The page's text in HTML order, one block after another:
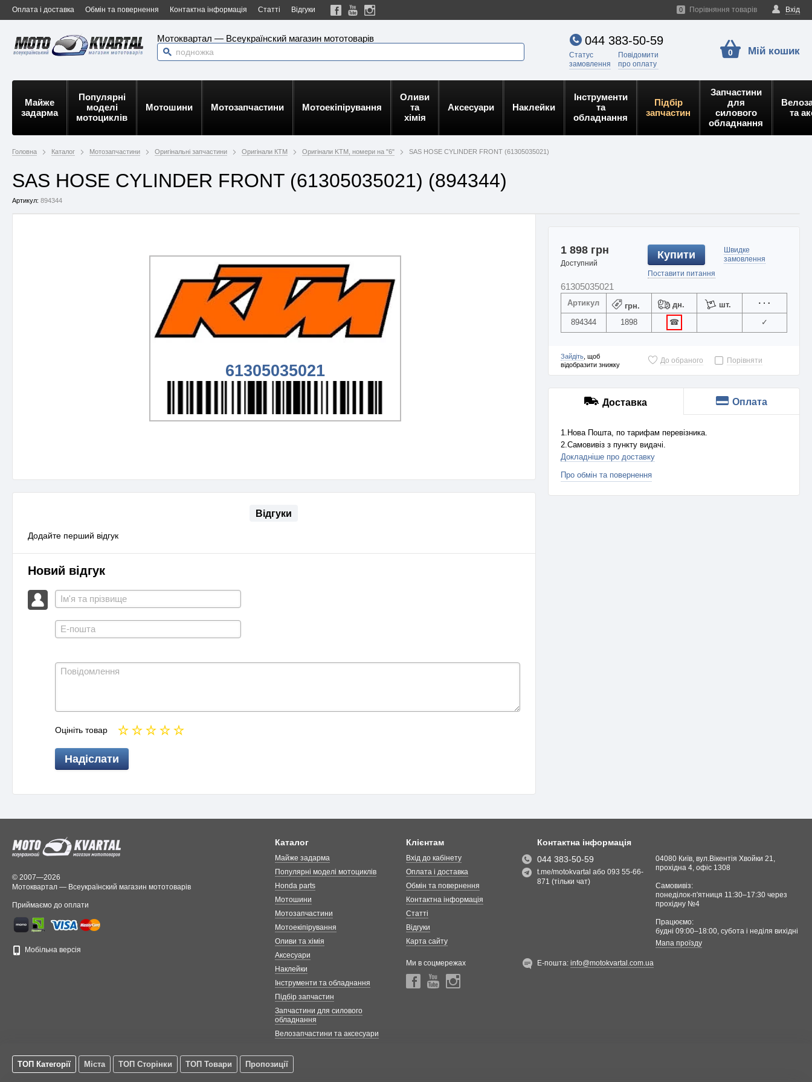
Оплата і доставка Обмін та повернення Контактна інформація Статті Відгуки Вхід
0 Порівняння товарів
Мотоквартал — Всеукраїнский магазин мототоварів 044 383-50-59
Статус
замовлення
Повідомити
про оплату
0 Мій кошик
Майже
задарма
Популярні
моделі
мотоциклів
Мотошини Мотозапчастини Мотоекіпірування
Оливи
та
хімія
Аксесуари Наклейки
Інструменти
та
обладнання
Підбір
запчастин
Запчастини
для
силового
обладнання
та
Головна Каталог Мотозапчастини Оригінальні запчастини Оригінали КТМ Оригінали KTM, номери на "6" SAS HOSE CYLINDER FRONT (61305035021)
SAS HOSE CYLINDER FRONT (61305035021) (894344)
Артикул: 894344
61305035021
Відгуки
Додайте перший відгук
Новий відгук
Оцініть товар
Надіслати
1 898 грн
Доступний
Купити
Поставити питання
Швидке
замовлення
61305035021
Артикул грн. дн.
шт.
894344
1898 ☎ ✓
Зайдіть, щоб
відобразити знижку
До обраного Порівняти
Доставка Оплата
1.Нова Пошта, по тарифам перевізника.
2.Самовивіз з пункту видачі.
Докладніше про доставку
Про обмін та повернення
© 2007—2026
Мотоквартал — Всеукраїнский магазин мототоварів
Приймаємо до оплати
Мобільна версія
Каталог
Майже задарма
Популярні моделі мотоциклів
Honda parts
Мотошини
Мотозапчастини
Мотоекіпірування
Оливи та хімія
Аксесуари
Наклейки
Інструменти та обладнання
Підбір запчастин
Запчастини для силового
обладнання
Велозапчастини та аксесуари
Клієнтам
Вхід до кабінету
Оплата і доставка
Обмін та повернення
Контактна інформація
Статті
Відгуки
Карта сайту
Ми в соцмережах
Контактна інформація
044 383-50-59
t.me/motokvartal або 093 55-66-
871 (тільки чат)
04080 Київ, вул.Вікентія Хвойки 21,
прохідна 4, офіс 1308
Самовивіз:
понеділок-п'ятниця 11:30–17:30 через
прохідну №4
Працюємо:
будні 09:00–18:00, cубота і неділя вихідні
Мапа проїзду
Е-пошта:info@motokvartal.com.ua
ТОП Категорії Міста ТОП Сторінки ТОП Товари Пропозиції